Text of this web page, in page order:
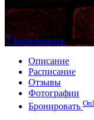
Время60 минут
Бронировать
Описание
Расписание
Отзывы
Фотографии
Бронировать